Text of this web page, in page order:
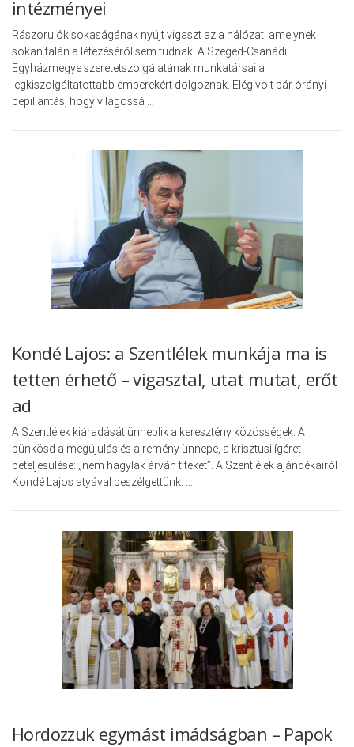
intézményei
Rászorulók sokaságának nyújt vigaszt az a hálózat, amelynek
sokan talán a létezéséről sem tudnak. A Szeged-Csanádi
Egyházmegye szeretetszolgálatának munkatársai a
legkiszolgáltatottabb emberekért dolgoznak. Elég volt pár órányi
bepillantás, hogy világossá …
Kondé Lajos: a Szentlélek munkája ma is
tetten érhető – vigasztal, utat mutat, erőt
ad
A Szentlélek kiáradását ünneplik a keresztény közösségek. A
pünkösd a megújulás és a remény ünnepe, a krisztusi ígéret
beteljesülése: „nem hagylak árván titeket”. A Szentlélek ajándékairól
Kondé Lajos atyával beszélgettünk. …
Hordozzuk egymást imádságban – Papok